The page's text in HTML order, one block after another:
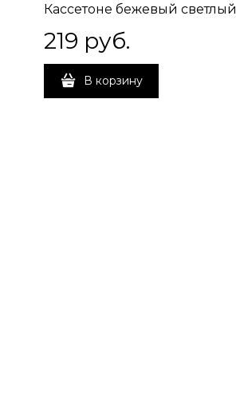
Кассетоне бежевый светлый
матовый 30,2x3,5x7,8
219 руб.
В корзину